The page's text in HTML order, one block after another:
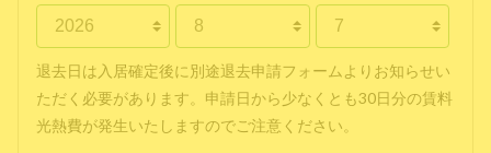
退去日は入居確定後に別途退去申請フォームよりお知らせい
ただく必要があります。申請日から少なくとも30日分の賃料
光熱費が発生いたしますのでご注意ください。